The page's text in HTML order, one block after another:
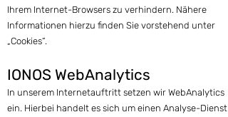
Ihrem Internet-Browsers zu verhindern. Nähere
Informationen hierzu finden Sie vorstehend unter
„Cookies“.
IONOS WebAnalytics
In unserem Internetauftritt setzen wir WebAnalytics
ein. Hierbei handelt es sich um einen Analyse-Dienst